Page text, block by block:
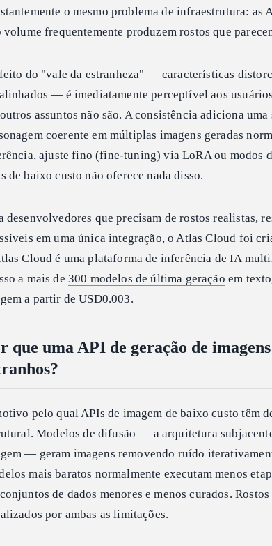
o mesmo problema de infraestrutura: as
volume frequentemente produzem rostos que
do "vale da estranheza" — características
— é imediatamente perceptível aos
assuntos não são. A consistência adiciona uma
coerente em múltiplas imagens geradas
ajuste fino (fine-tuning) via LoRA ou modos
de baixo custo não oferece nada disso.
desenvolvedores que precisam de rostos realistas,
em uma única integração, oAtlas Cloud foi
Cloud é uma plataforma de inferência de IA
a mais de 300 modelos de última geração em
a partir de USD0.003.
que uma API de geração de
pelo qual APIs de imagem de baixo custo têm
Modelos de difusão — a arquitetura
— geram imagens removendo ruído
mais baratos normalmente executam menos
de dados menores e menos curados.
por ambas as limitações.